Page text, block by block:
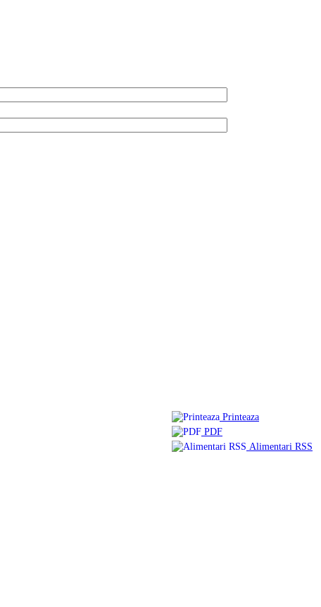
Printeaza
PDF
Alimentari RSS